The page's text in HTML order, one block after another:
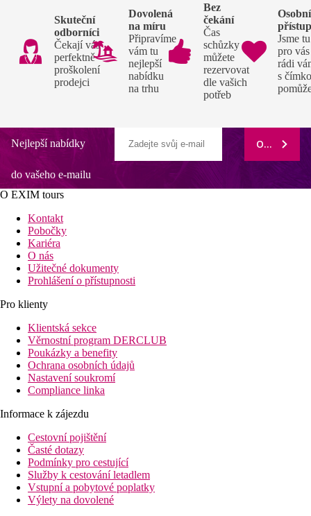
Skuteční
odborníci
Čekají vás
perfektně
proškolení
prodejci
Dovolená
na míru
Připravíme
vám tu
nejlepší
nabídku
na trhu
Bez
čekání
Čas
schůzky si
můžete
rezervovat
dle vašich
potřeb
Osobní
Jsme tu
pro
rádi
s
Nejlepší nabídky
do vašeho e-mailu
ODEBÍRAT
O EXIM tours
Kontakt
Pobočky
Kariéra
O nás
Užitečné dokumenty
Prohlášení o přístupnosti
Pro klienty
Klientská sekce
Věrnostní program DERCLUB
Poukázky a benefity
Ochrana osobních údajů
Nastavení soukromí
Compliance linka
Informace k zájezdu
Cestovní pojištění
Časté dotazy
Podmínky pro cestující
Služby k cestování letadlem
Vstupní a pobytové poplatky
Výlety na dovolené